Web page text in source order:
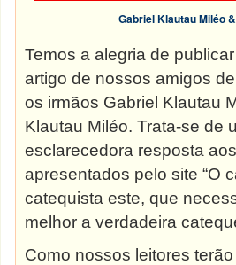
Gabriel Klautau Miléo
Temos a alegria de
artigo de nossos amigos
os irmãos Gabriel Klautau
Klautau Miléo. Trata-se de
esclarecedora resposta
apresentados pelo site “O
catequista este, que
melhor a verdadeira
Como nossos leitores